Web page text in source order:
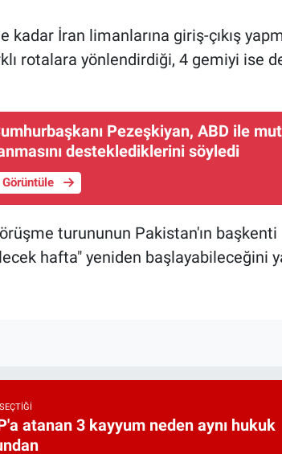
kadar İran limanlarına giriş-çıkış
rotalara yönlendirdiği, 4 gemiyi ise
Pezeşkiyan, ABD ile
desteklediklerini söyledi
turununun Pakistan'ın başkenti
hafta" yeniden başlayabileceğini
atanan 3 kayyum neden aynı hukuk